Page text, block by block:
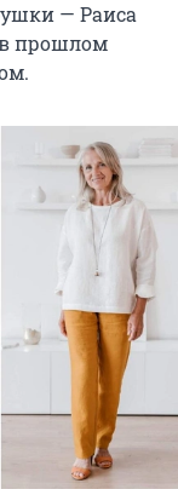
— Раиса
в прошлом